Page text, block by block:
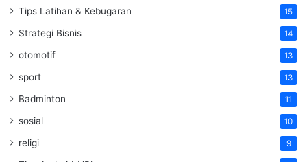
Tips Latihan & Kebugaran 15
Strategi Bisnis 14
otomotif 13
sport 13
Badminton 11
sosial 10
religi 9